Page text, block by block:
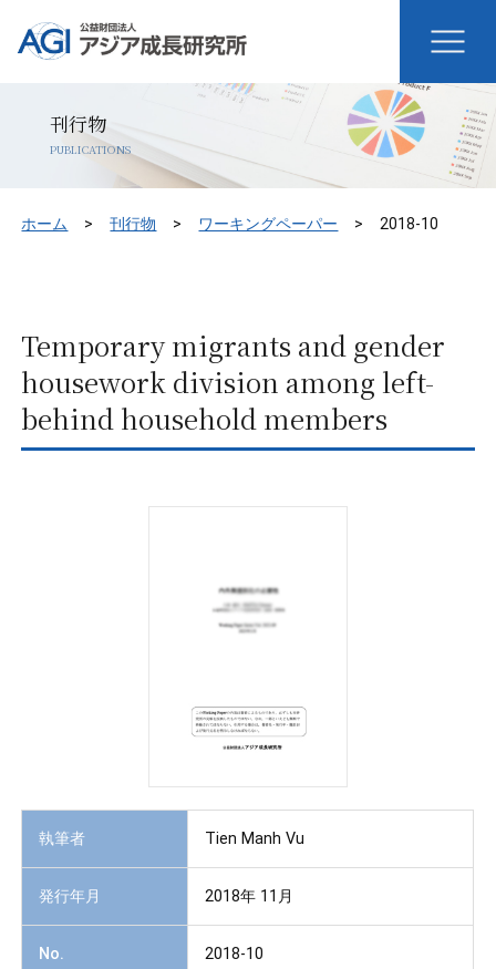
刊行物
PUBLICATIONS
ホーム 刊行物 ワーキングペーパー 2018-10
Temporary migrants and gender
housework division among left-
behind household members
執筆者 Tien Manh Vu
発行年月 2018年 11月
No. 2018-10